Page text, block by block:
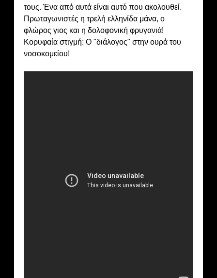
τους. Ένα από αυτά είναι αυτό που ακολουθεί.
Πρωταγωνιστές η τρελή ελληνίδα μάνα, ο
φλώρος γιος και η δολοφονική φρυγανιά!
Κορυφαία στιγμή: Ο "διάλογος" στην ουρά του
νοσοκομείου!